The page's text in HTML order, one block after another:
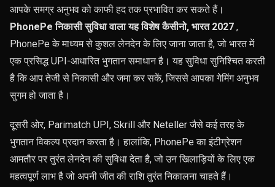
आपके समग्र अनुभव को काफी हद तक प्रभावित कर सकते हैं।
PhonePe निकासी सुविधा वाला यह विशेष कैसीनो, भारत 2027 ,
PhonePe के माध्यम से कुशल लेनदेन के लिए जाना जाता है, जो भारत में
एक प्रसिद्ध UPI-आधारित भुगतान समाधान है। यह सुविधा सुनिश्चित करती
है कि आप तेजी से निकासी और जमा कर सकें, जिससे आपका गेमिंग अनुभव
सुगम हो जाता है।
दूसरी ओर, Parimatch UPI, Skrill और Neteller जैसे कई तरह के
भुगतान विकल्प प्रदान करता है। हालांकि, PhonePe का इंटीग्रेशन
आमतौर पर तुरंत लेनदेन की सुविधा देता है, जो उन खिलाड़ियों के लिए एक
महत्वपूर्ण लाभ है जो अपनी जीत की राशि तुरंत निकालना चाहते हैं।